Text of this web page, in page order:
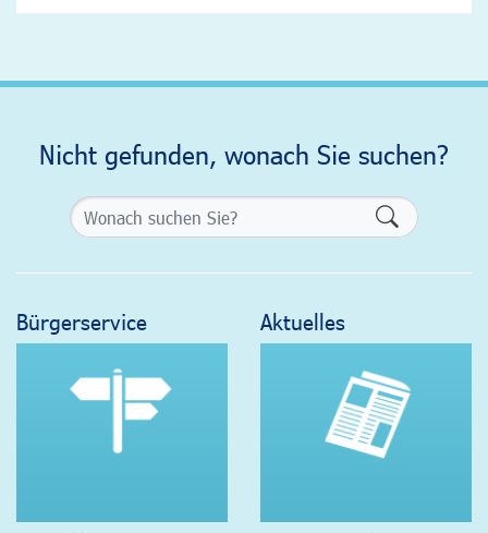
Nicht gefunden, wonach Sie suchen?
Bürgerservice Aktuelles